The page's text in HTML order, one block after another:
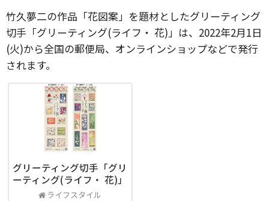
竹久夢二の作品「花図案」を題材としたグリーティング
切手「グリーティング(ライフ・ 花)」は、2022年2月1日
(火)から全国の郵便局、オンラインショップなどで発行
されます。
グリーティング切手「グリ
ーティング(ライフ・ 花)」
ライフスタイル